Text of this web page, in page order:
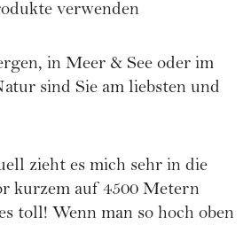
verwenden
in Meer & See oder im
sind Sie am liebsten und
zieht es mich sehr in die
kurzem auf 4500 Metern
toll! Wenn man so hoch oben